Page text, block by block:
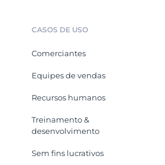
CASOS DE USO
Comerciantes
Equipes de vendas
Recursos humanos
Treinamento &
desenvolvimento
Sem fins lucrativos